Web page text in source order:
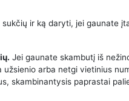
ir ką daryti, jei gaunate
Jei gaunate skambutį iš
arba netgi vietinius
skambinantysis paprastai